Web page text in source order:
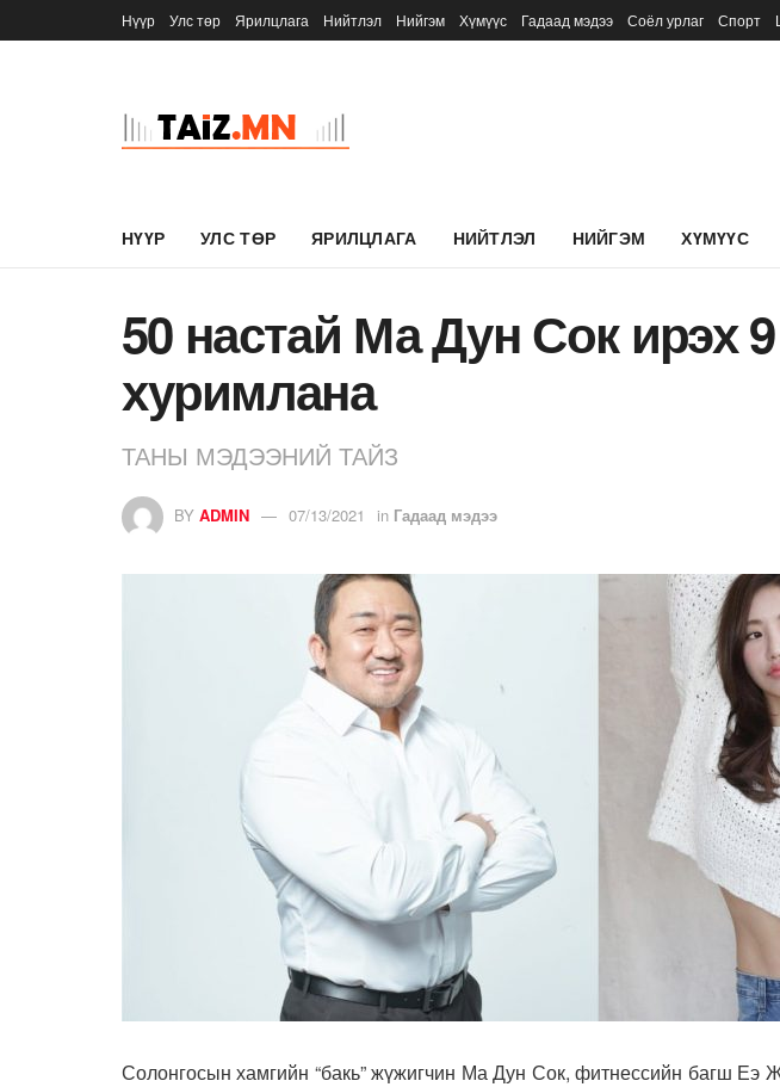
Нүүр Улс төр Ярилцлага Нийтлэл Нийгэм Хүмүүс Гадаад мэдээ Соёл урлаг Спорт
НҮҮР УЛС ТӨР ЯРИЛЦЛАГА НИЙТЛЭЛ НИЙГЭМ ХҮМҮҮС
50 настай Ма Дун Сок ирэх
хуримлана
ТАНЫ МЭДЭЭНИЙ ТАЙЗ
BY ADMIN 07/13/2021 in Гадаад мэдээ
Солонгосын хамгийн “бакь” жүжигчин Ма Дун Сок, фитнессийн багш Еэ